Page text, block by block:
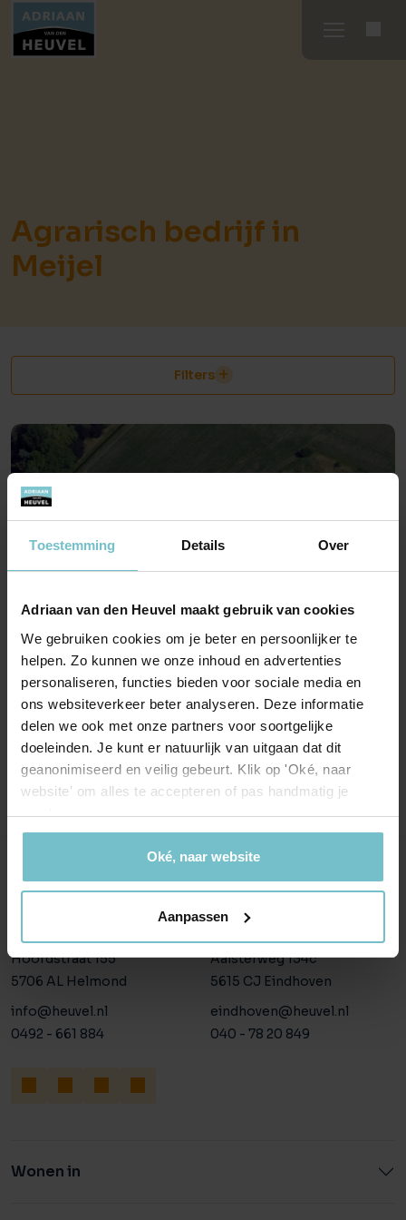
Toestemming Details Over
Adriaan van den Heuvel maakt gebruik van cookies
We gebruiken cookies om je beter en persoonlijker te
helpen. Zo kunnen we onze inhoud en advertenties
personaliseren, functies bieden voor sociale media en
ons websiteverkeer beter analyseren. Deze informatie
delen we ook met onze partners voor soortgelijke
doeleinden. Je kunt er natuurlijk van uitgaan dat dit
geanonimiseerd en veilig gebeurt. Klik op 'Oké, naar
website' om alles te accepteren of pas handmatig je
voorkeuren aan.
Oké, naar website
Aanpassen
Agrarisch bedrijf in
Meijel
Filters
Katsberg 3, Meijel
Prijs op aanvraag
Onze kantoren
Hoofdstraat 155
5706 AL Helmond
info@heuvel.nl
0492 - 661 884
Eindhoven
Aalsterweg 134c
5615 CJ Eindhoven
eindhoven@heuvel.nl
040 - 78 20 849
Wonen in